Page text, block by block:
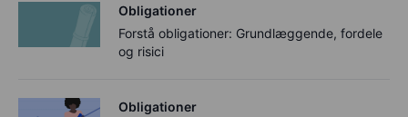
Obligationer
Forstå obligationer: Grundlæggende, fordele
og risici
Obligationer